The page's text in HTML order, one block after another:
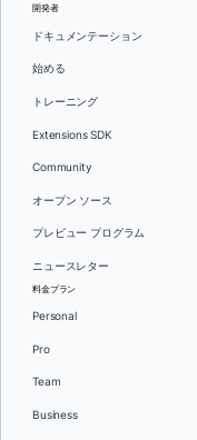
開発者
ドキュメンテーション
始める
トレーニング
Extensions SDK
Community
オープン ソース
プレビュー プログラム
ニュースレター
料金プラン
Personal
Pro
Team
Business